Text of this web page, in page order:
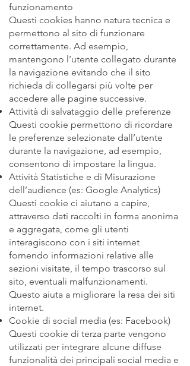
funzionamento
Questi cookies hanno natura tecnica e
permettono al sito di funzionare
correttamente. Ad esempio,
mantengono l’utente collegato durante
la navigazione evitando che il sito
richieda di collegarsi più volte per
accedere alle pagine successive.
Attività di salvataggio delle preferenze
Questi cookie permettono di ricordare
le preferenze selezionate dall’utente
durante la navigazione, ad esempio,
consentono di impostare la lingua.
Attività Statistiche e di Misurazione
dell’audience (es: Google Analytics)
Questi cookie ci aiutano a capire,
attraverso dati raccolti in forma anonima
e aggregata, come gli utenti
interagiscono con i siti internet
fornendo informazioni relative alle
sezioni visitate, il tempo trascorso sul
sito, eventuali malfunzionamenti.
Questo aiuta a migliorare la resa dei siti
internet.
Cookie di social media (es: Facebook)
Questi cookie di terza parte vengono
utilizzati per integrare alcune diffuse
funzionalità dei principali social media e